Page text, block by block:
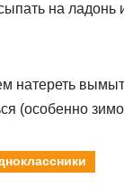
на ладонь
натереть
(особенно